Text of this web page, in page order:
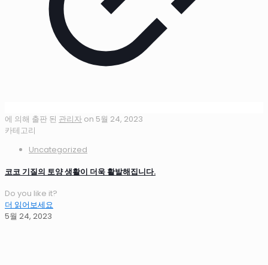
에 의해 출판 된 관리자 on 5월 24, 2023
카테고리
Uncategorized
코코 기질의 토양 생활이 더욱 활발해집니다.
Do you like it?
더 읽어보세요
5월 24, 2023